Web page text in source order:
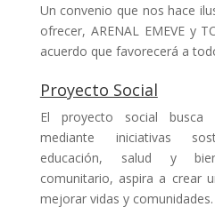
Un convenio que nos hace
ofrecer, ARENAL EMEVE y
acuerdo que favorecerá a
Proyecto Social
El proyecto social busca
mediante iniciativas
educación, salud y
comunitario, aspira a crear
mejorar vidas y comunidades.